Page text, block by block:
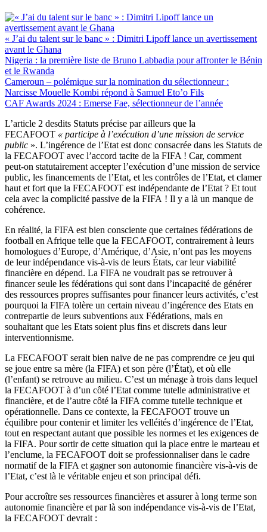
« J’ai du talent sur le banc » : Dimitri Lipoff lance un avertissement
avant le Ghana
Nigeria : la première liste de Bruno Labbadia pour affronter le Bénin
et le Rwanda
Cameroun – polémique sur la nomination du sélectionneur :
Narcisse Mouelle Kombi répond à Samuel Eto’o Fils
CAF Awards 2024 : Emerse Fae, sélectionneur de l’année
L’article 2 desdits Statuts précise par ailleurs que la
FECAFOOT « participe à l’exécution d’une mission de service
public ». L’ingérence de l’Etat est donc consacrée dans les Statuts de
la FECAFOOT avec l’accord tacite de la FIFA ! Car, comment
peut-on statutairement accepter l’exécution d’une mission de service
public, les financements de l’Etat, et les contrôles de l’Etat, et clamer
haut et fort que la FECAFOOT est indépendante de l’Etat ? Et tout
cela avec la complicité passive de la FIFA ! Il y a là un manque de
cohérence.
En réalité, la FIFA est bien consciente que certaines fédérations de
football en Afrique telle que la FECAFOOT, contrairement à leurs
homologues d’Europe, d’Amérique, d’Asie, n’ont pas les moyens
de leur indépendance vis-à-vis de leurs États, car leur viabilité
financière en dépend. La FIFA ne voudrait pas se retrouver à
financer seule les fédérations qui sont dans l’incapacité de générer
des ressources propres suffisantes pour financer leurs activités, c’est
pourquoi la FIFA tolère un certain niveau d’ingérence des Etats en
contrepartie de leurs subventions aux Fédérations, mais en
souhaitant que les Etats soient plus fins et discrets dans leur
interventionnisme.
La FECAFOOT serait bien naïve de ne pas comprendre ce jeu qui
se joue entre sa mère (la FIFA) et son père (l’État), et où elle
(l’enfant) se retrouve au milieu. C’est un ménage à trois dans lequel
la FECAFOOT à d’un côté l’Etat comme tutelle administrative et
financière, et de l’autre côté la FIFA comme tutelle technique et
opérationnelle. Dans ce contexte, la FECAFOOT trouve un
équilibre pour contenir et limiter les velléités d’ingérence de l’Etat,
tout en respectant autant que possible les normes et les exigences de
la FIFA. Pour sortir de cette situation qui la place entre le marteau et
l’enclume, la FECAFOOT doit se professionnaliser dans le cadre
normatif de la FIFA et gagner son autonomie financière vis-à-vis de
l’Etat, c’est là le véritable enjeu et son principal défi.
Pour accroître ses ressources financières et assurer à long terme son
autonomie financière et par là son indépendance vis-à-vis de l’Etat,
la FECAFOOT devrait :